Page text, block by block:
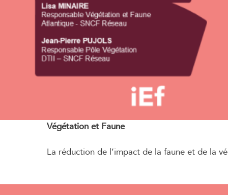
Végétation et Faune
La réduction de l’impact de la faune et de la